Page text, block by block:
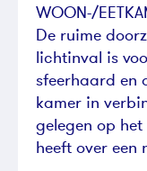
WOON-/
De ruime
lichtinval is
sfeerhaard en
kamer in
gelegen op
heeft over een